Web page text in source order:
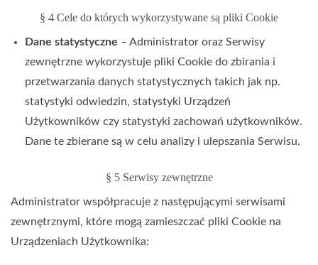
§ 4 Cele do których wykorzystywane są pliki Cookie
Dane statystyczne – Administrator oraz Serwisy
zewnętrzne wykorzystuje pliki Cookie do zbirania i
przetwarzania danych statystycznych takich jak np.
statystyki odwiedzin, statystyki Urządzeń
Użytkowników czy statystyki zachowań użytkowników.
Dane te zbierane są w celu analizy i ulepszania Serwisu.
§ 5 Serwisy zewnętrzne
Administrator współpracuje z następującymi serwisami
zewnętrznymi, które mogą zamieszczać pliki Cookie na
Urządzeniach Użytkownika: